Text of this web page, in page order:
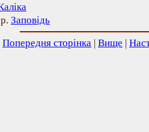
Заповідь
Попередня сторінка | Вище |